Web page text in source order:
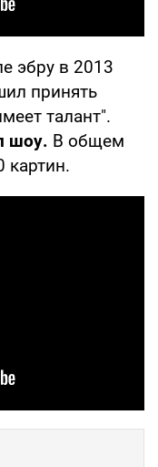
эбру в 2013
принять
талант".
шоу. В общем
картин.